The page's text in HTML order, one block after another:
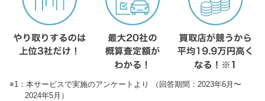
※1：本サービスで実施のアンケートより （回答期間：2023年6月〜
2024年5月）